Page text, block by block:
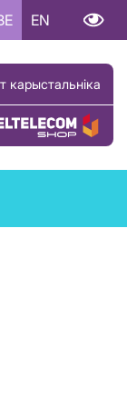
EN
карыстальніка
Купіць тавар